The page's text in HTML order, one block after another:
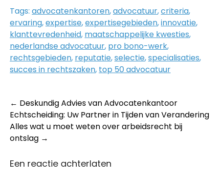
Tags: advocatenkantoren,advocatuur,criteria,
ervaring,expertise,expertisegebieden,innovatie,
klanttevredenheid, maatschappelijke kwesties,
nederlandse advocatuur, pro bono-werk,
rechtsgebieden, reputatie,selectie,specialisaties,
succes in rechtszaken, top 50 advocatuur
Post
navigation
← Deskundig Advies van Advocatenkantoor
Echtscheiding: Uw Partner in Tijden van Verandering
Alles wat u moet weten over arbeidsrecht bij
ontslag →
Een reactie achterlaten